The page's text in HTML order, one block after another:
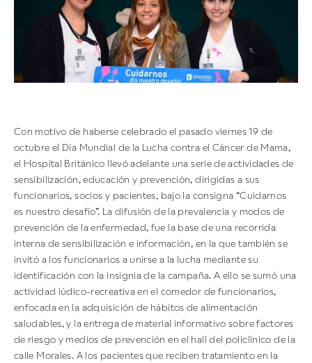
Con motivo de haberse celebrado el pasado viernes 19 de
octubre el Día Mundial de la Lucha contra el Cáncer de Mama,
el Hospital Británico llevó adelante una serie de actividades de
sensibilización, educación y prevención, dirigidas a sus
funcionarios, socios y pacientes, bajo la consigna “Cuidarnos
es nuestro desafío”. La difusión de la prevalencia y modos de
prevención de la enfermedad, fue la base de una recorrida
interna de sensibilización e información, en la que también se
invitó a los funcionarios a unirse a la lucha mediante su
identificación con la insignia de la campaña. A ello se sumó una
actividad lúdico-recreativa en el comedor de funcionarios,
enfocada en la adquisición de hábitos de alimentación
saludables, y la entrega de material informativo sobre factores
de riesgo y medios de prevención en el hall del policlínico de la
calle Morales. A los pacientes que reciben tratamiento en la